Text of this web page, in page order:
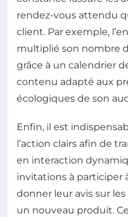
rendez-vous attendu
client. Par exemple,
multiplié son nombre
grâce à un calendrier
contenu adapté aux
écologiques de son
Enfin, il est
l’action clairs afin de
en interaction
invitations à participer
donner leur avis sur
un nouveau produit.